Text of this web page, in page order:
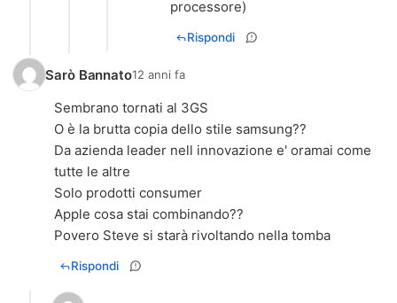
processore)
Rispondi
Sarò Bannato12 anni fa
Sembrano tornati al 3GS
O è la brutta copia dello stile samsung??
Da azienda leader nell innovazione e' oramai come
tutte le altre
Solo prodotti consumer
Apple cosa stai combinando??
Rispondi